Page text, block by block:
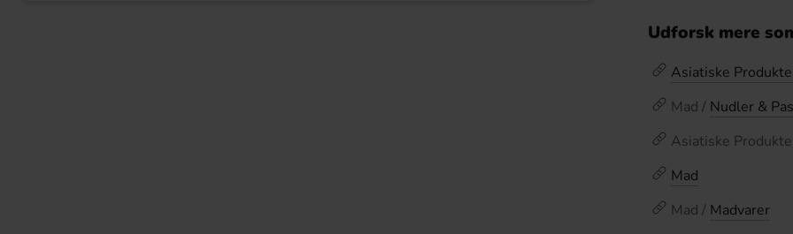
Udforsk mere
Asiatiske
Mad / Nudler &
Asiatiske
Mad
Mad / Madvarer